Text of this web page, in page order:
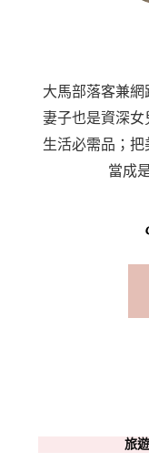
大馬部落客兼
妻子也是資深
生活必需品；
當成
旅